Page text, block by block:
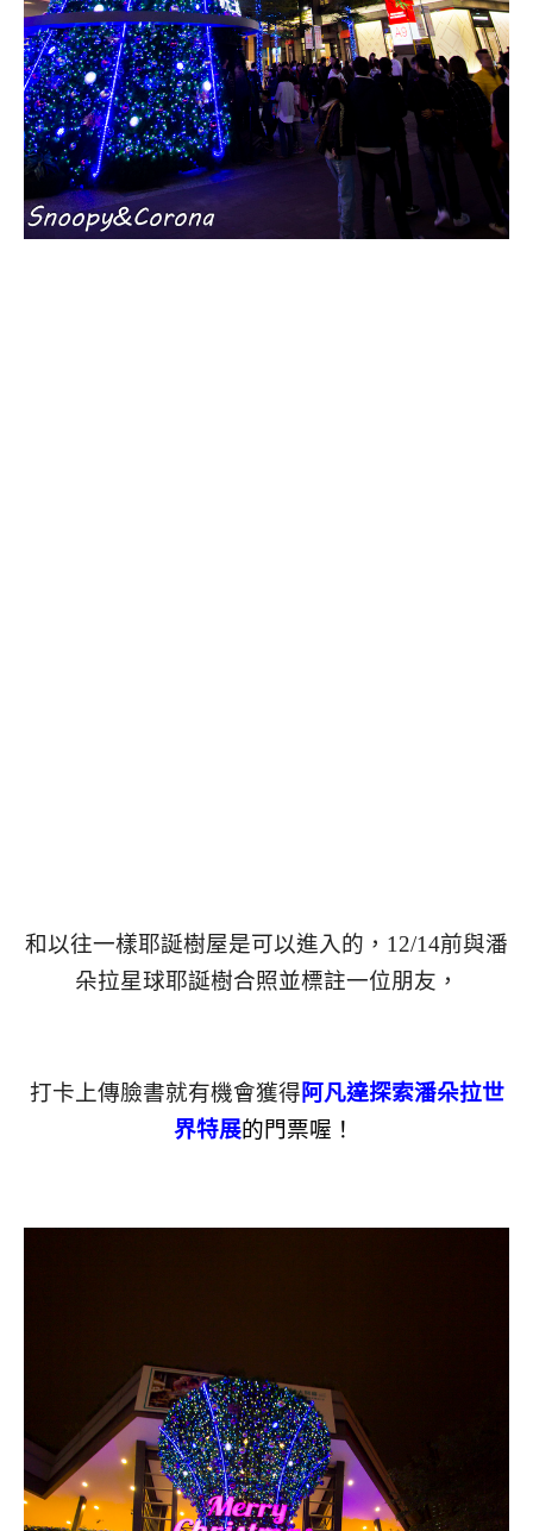
和以往一樣耶誕樹屋是可以進入的，12/14前與潘
朵拉星球耶誕樹合照並標註一位朋友，
打卡上傳臉書就有機會獲得阿凡達探索潘朵拉世
界特展的門票喔！